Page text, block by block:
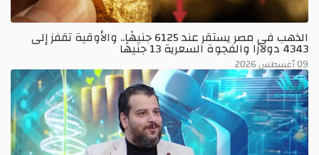
الذهب في مصر يستقر عند 6125 جنيهًا.. والأوقية تقفز إلى
4343 دولارًا والفجوة السعرية 13 جنيهًا
09 أغسطس 2026